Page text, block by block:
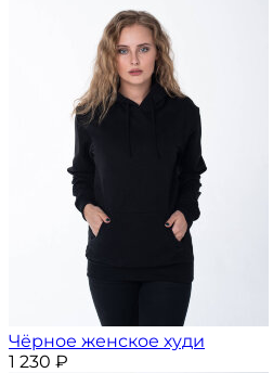
Чёрное женское худи
1 230 ₽